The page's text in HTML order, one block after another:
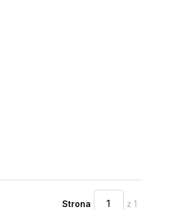
Strona z 1